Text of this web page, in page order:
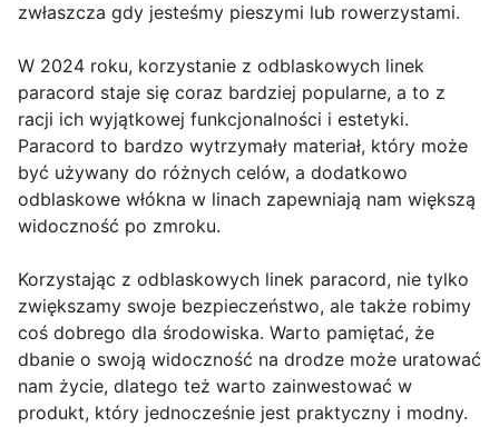
zwłaszcza gdy jesteśmy pieszymi lub rowerzystami.
W 2024 roku, korzystanie z odblaskowych linek
paracord staje się coraz bardziej popularne, a to z
racji ich wyjątkowej funkcjonalności i estetyki.
Paracord to bardzo wytrzymały materiał, który może
być używany do różnych celów, a dodatkowo
odblaskowe włókna w linach zapewniają nam większą
widoczność po zmroku.
Korzystając z odblaskowych linek paracord, nie tylko
zwiększamy swoje bezpieczeństwo, ale także robimy
coś dobrego dla środowiska. Warto pamiętać, że
dbanie o swoją widoczność na drodze może uratować
nam życie, dlatego też warto zainwestować w
produkt, który jednocześnie jest praktyczny i modny.